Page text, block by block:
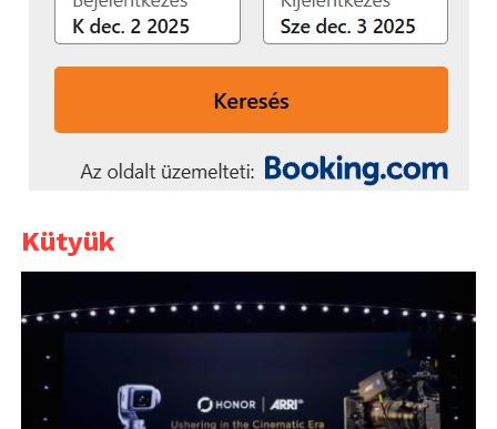
Kütyük